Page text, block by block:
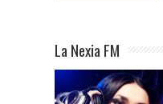
La Nexia FM